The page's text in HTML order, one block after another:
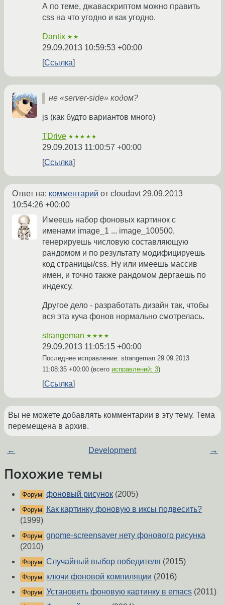
А по теме, джаваскриптом можно править
css на что угодно и как угодно.
Dantix ★★
29.09.2013 10:59:53 +00:00
Ссылка
не «server-side» кодом?
js (как будто вариантов много)
TDrive ★★★★★
29.09.2013 11:00:57 +00:00
Ссылка
Ответ на: комментарий от cloudavt29.09.2013
10:54:26 +00:00
Имеешь набор фоновых картинок с
именами image_1 ... image_100500,
генерируешь числовую составляющую
рандомом и по результату модифицируешь
код страницы/css. Ну или имеешь массив
имен, и точно также рандомом дергаешь по
индексу.
Другое дело - разработать дизайн так, чтобы
вся эта куча фонов нормально смотрелась.
strangeman ★★★★
29.09.2013 11:05:15 +00:00
Последнее исправление: strangeman 29.09.2013
11:08:35 +00:00 (всего исправлений: 3)
Ссылка
Вы не можете добавлять комментарии в эту тему. Тема
перемещена в архив.
← Development →
Похожие темы
Форум фоновый рисунок (2005)
Форум
Как картинку фоновую в иксы подвесить?
(1999)
Форум gnome-screensaver нету фонового рисунка
(2010)
Форум Случайный выбор победителя (2015)
Форум ключи фоновой компиляции (2016)
Форум Установить фоновую картинку в emacs (2011)